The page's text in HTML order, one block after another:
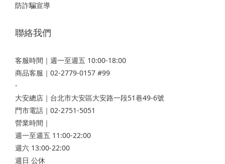
防詐騙宣導
聯絡我們
客服時間｜週一至週五 10:00-18:00
商品客服｜02-2779-0157 #99
-
大安總店 ｜台北市大安區大安路一段51巷49-6號
門市電話｜02-2751-5051
營業時間｜
週一至週五 11:00-22:00
週六 13:00-22:00
週日 公休